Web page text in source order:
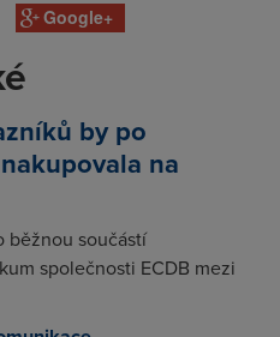
Google+
by po
na
běžnou součástí
společnosti ECDB mezi